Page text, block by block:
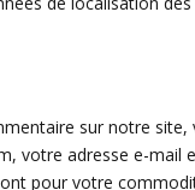
sur notre site,
votre adresse e-mail
pour votre